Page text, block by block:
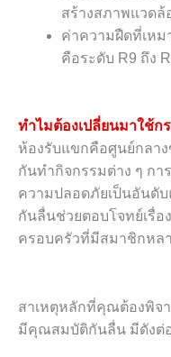
สร้างสภาพแวด
ค่าความฝืดที่เหม
คือระดับ R9 ถึง
ทำไมต้องเปลี่ยนมาใช้ก
ห้องรับแขกคือศูนย์กลา
กันทำกิจกรรมต่าง ๆ กา
ความปลอดภัยเป็นอันดับ
กันลื่นช่วยตอบโจทย์เรื่อ
ครอบครัวที่มีสมาชิกหล
สาเหตุหลักที่คุณต้องพิจ
มีคุณสมบัติกันลื่น มีดังต่